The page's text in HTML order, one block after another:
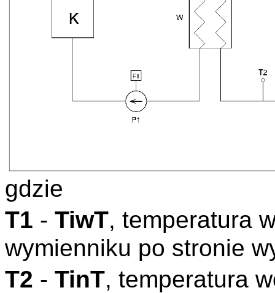
gdzie
T1 - TiwT, temperatura
wymienniku po stronie
T2 - TinT, temperatura